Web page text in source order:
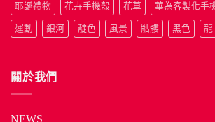
耶誕禮物 花卉手機殼 花草 華為客製化手
運動 銀河 靛色 風景 骷髏 黑色 龍
關於我們
NEWS